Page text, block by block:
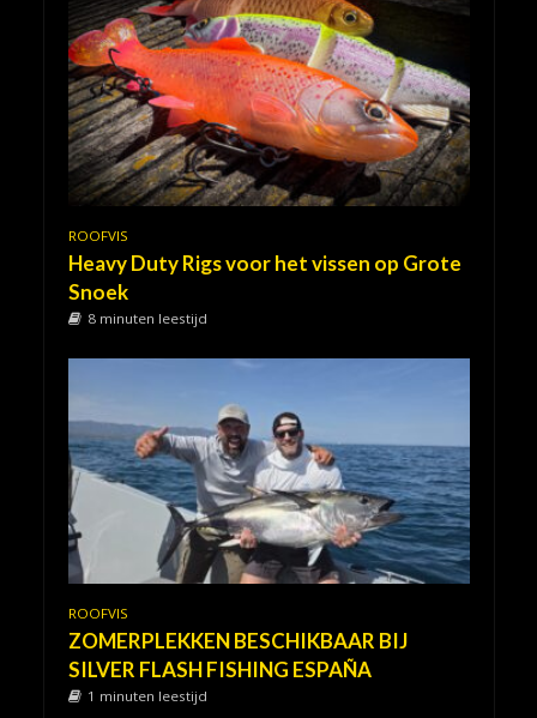
ROOFVIS
Heavy Duty Rigs voor het vissen op Grote
Snoek
8 minuten leestijd
ROOFVIS
ZOMERPLEKKEN BESCHIKBAAR BIJ
SILVER FLASH FISHING ESPAÑA
1 minuten leestijd